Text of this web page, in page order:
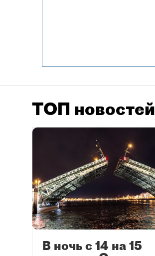
ТОП новостей
В ночь с 14 на 15